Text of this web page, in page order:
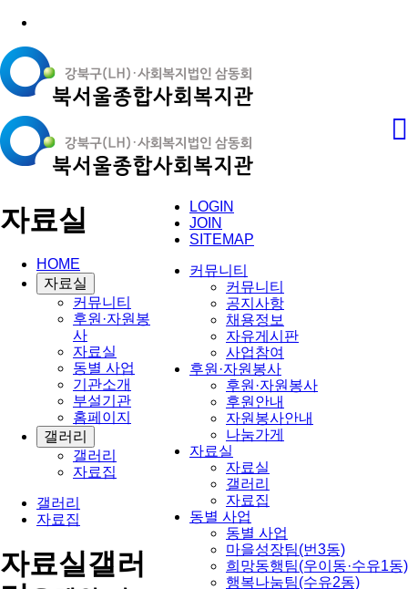
LOGIN
JOIN
SITEMAP
커뮤니티
커뮤니티
공지사항
채용정보
자유게시판
사업참여
후원·자원봉사
후원·자원봉사
후원안내
자원봉사안내
나눔가게
자료실
자료실
갤러리
자료집
동별 사업
동별 사업
마을성장팀(번3동)
희망동행팀(우이동·수유1동)
행복나눔팀(수유2동)
자료실
HOME
자료실
커뮤니티
후원·자원봉
사
자료실
동별 사업
기관소개
부설기관
홈페이지
갤러리
갤러리
자료집
갤러리
자료집
자료실갤러